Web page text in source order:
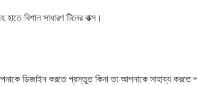
বিশাল সাধারণ টিনের বাক্স।
ডিজাইন করতে প্রস্তুত কিনা তা আপনাকে সাহায্য করতে